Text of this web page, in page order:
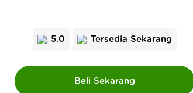
5.0 Tersedia Sekarang